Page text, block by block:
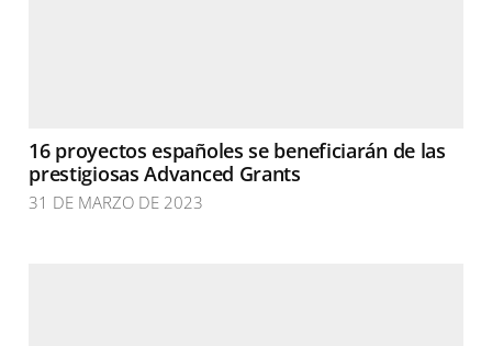
16 proyectos españoles se beneficiarán de las
prestigiosas Advanced Grants
31 DE MARZO DE 2023